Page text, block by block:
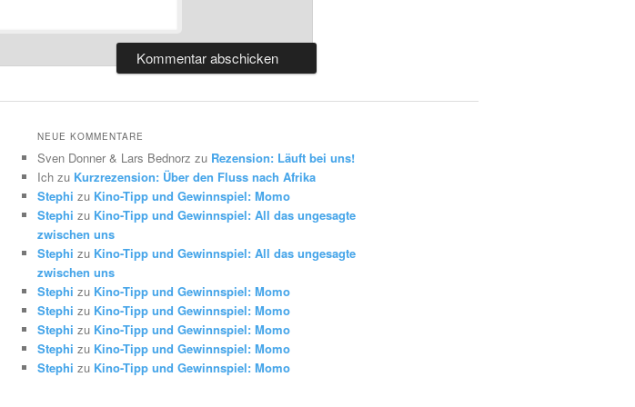
NEUE KOMMENTARE
Sven Donner & Lars Bednorz zu Rezension: Läuft bei uns!
Ich zu Kurzrezension: Über den Fluss nach Afrika
Stephi zu Kino-Tipp und Gewinnspiel: Momo
Stephi zu Kino-Tipp und Gewinnspiel: All das ungesagte
zwischen uns
Stephi zu Kino-Tipp und Gewinnspiel: All das ungesagte
zwischen uns
Stephi zu Kino-Tipp und Gewinnspiel: Momo
Stephi zu Kino-Tipp und Gewinnspiel: Momo
Stephi zu Kino-Tipp und Gewinnspiel: Momo
Stephi zu Kino-Tipp und Gewinnspiel: Momo
Stephi zu Kino-Tipp und Gewinnspiel: Momo